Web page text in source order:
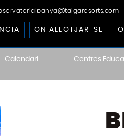
ON ALLOTJAR-SE
Calendari Centres